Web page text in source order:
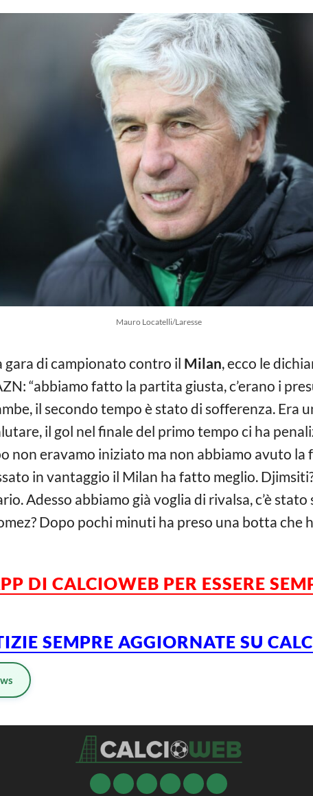
Mauro Locatelli/Laresse
gara di campionato contro il Milan, ecco le
“abbiamo fatto la partita giusta, c’erano i
il secondo tempo è stato di sofferenza. Era
il gol nel finale del primo tempo ci ha
non eravamo iniziato ma non abbiamo avuto la
in vantaggio il Milan ha fatto meglio.
Adesso abbiamo già voglia di rivalsa, c’è
Dopo pochi minuti ha preso una botta che
DI CALCIOWEB PER ESSERE
SEMPRE AGGIORNATE SU